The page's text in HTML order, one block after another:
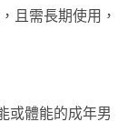
且需長期使用，
或體能的成年男